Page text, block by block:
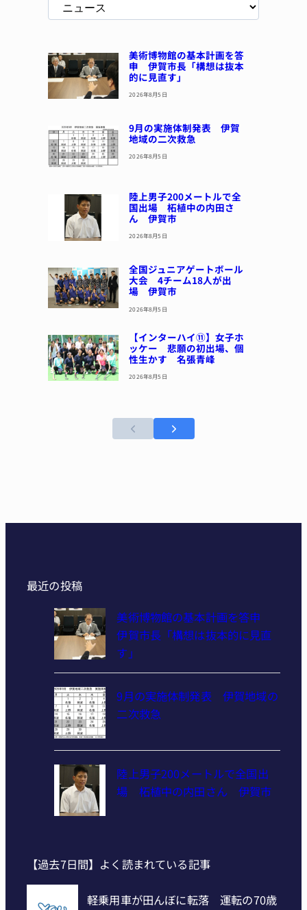
美術博物館の基本計画を答
申 伊賀市長「構想は抜本
的に見直す」
2026年8月5日
9月の実施体制発表 伊賀
地域の二次救急
2026年8月5日
陸上男子200メートルで全
国出場 柘植中の内田さ
ん 伊賀市
2026年8月5日
全国ジュニアゲートボール
大会 4チーム18人が出
場 伊賀市
2026年8月5日
【インターハイ⑪】女子ホ
ッケー 悲願の初出場、個
性生かす 名張青峰
2026年8月5日
最近の投稿
美術博物館の基本計画を答申
伊賀市長「構想は抜本的に見直
す」
9月の実施体制発表 伊賀地域の
二次救急
陸上男子200メートルで全国出
場 柘植中の内田さん 伊賀市
【過去7日間】よく読まれている記事